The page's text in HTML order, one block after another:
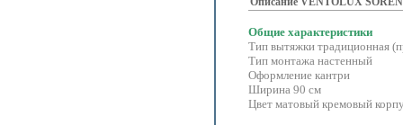
Общие характеристики
Тип вытяжки традиционная
Тип монтажа настенный
Оформление кантри
Ширина 90 см
Цвет матовый кремовый